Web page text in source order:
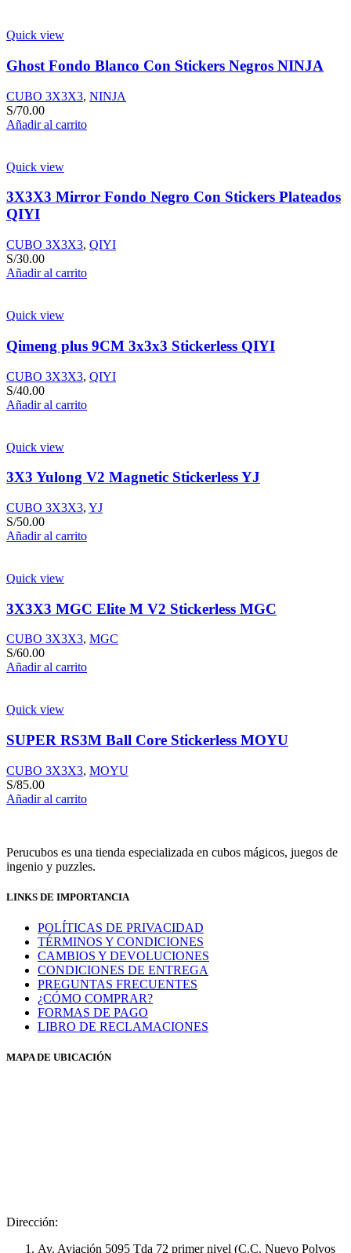
Quick view
Ghost Fondo Blanco Con Stickers Negros NINJA
CUBO 3X3X3, NINJA
S/70.00
Añadir al carrito
Quick view
3X3X3 Mirror Fondo Negro Con Stickers Plateados
QIYI
CUBO 3X3X3, QIYI
S/30.00
Añadir al carrito
Quick view
Qimeng plus 9CM 3x3x3 Stickerless QIYI
CUBO 3X3X3, QIYI
S/40.00
Añadir al carrito
Quick view
3X3 Yulong V2 Magnetic Stickerless YJ
CUBO 3X3X3, YJ
S/50.00
Añadir al carrito
Quick view
3X3X3 MGC Elite M V2 Stickerless MGC
CUBO 3X3X3, MGC
S/60.00
Añadir al carrito
Quick view
SUPER RS3M Ball Core Stickerless MOYU
CUBO 3X3X3, MOYU
S/85.00
Añadir al carrito
Perucubos es una tienda especializada en cubos mágicos, juegos de
ingenio y puzzles.
LINKS DE IMPORTANCIA
POLÍTICAS DE PRIVACIDAD
TÉRMINOS Y CONDICIONES
CAMBIOS Y DEVOLUCIONES
CONDICIONES DE ENTREGA
PREGUNTAS FRECUENTES
¿CÓMO COMPRAR?
FORMAS DE PAGO
LIBRO DE RECLAMACIONES
MAPA DE UBICACIÓN
Dirección:
Av. Aviación 5095 Tda 72 primer nivel (C.C. Nuevo Polvos